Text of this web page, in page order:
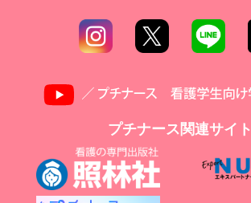
プチナース関連サイト